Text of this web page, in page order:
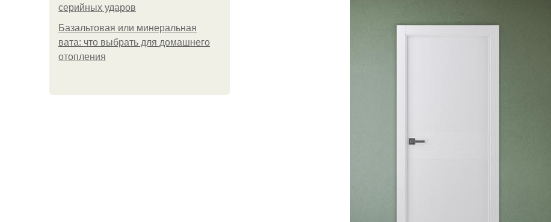
серийных ударов
Базальтовая или минеральная
вата: что выбрать для домашнего
отопления